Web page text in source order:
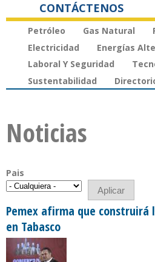
CONTÁCTENOS
Petróleo Gas Natural
Electricidad
Energías
Laboral Y Seguridad
Sustentabilidad
Noticias
Pais
Pemex afirma que construirá
en Tabasco